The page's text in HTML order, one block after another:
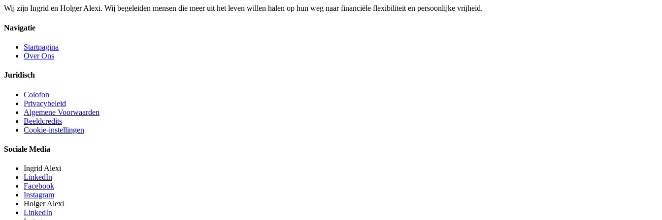
Wij zijn Ingrid en Holger Alexi. Wij begeleiden mensen die meer uit het leven willen halen op hun weg naar financiële flexibiliteit en persoonlijke vrijheid.
Navigatie
Startpagina
Over Ons
Juridisch
Colofon
Privacybeleid
Algemene Voorwaarden
Beeldcredits
Cookie-instellingen
Sociale Media
Ingrid Alexi
LinkedIn
Facebook
Instagram
Holger Alexi
LinkedIn